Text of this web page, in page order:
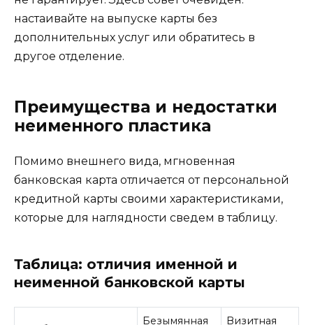
настаивайте на выпуске карты без
дополнительных услуг или обратитесь в
другое отделение.
Преимущества и недостатки
неименного пластика
Помимо внешнего вида, мгновенная
банковская карта отличается от персональной
кредитной карты своими характеристиками,
которые для наглядности сведем в таблицу.
Таблица: отличия именной и
неименной банковской карты
Безымянная Визитная